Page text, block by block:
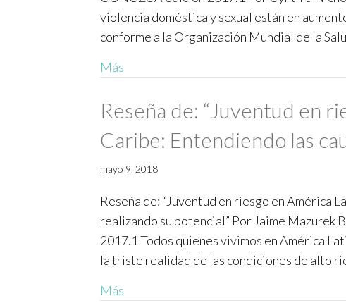
violencia doméstica y sexual están en
conforme a la Organización Mundial de la
Más
Reseña de: “Juventud en
Caribe: Entendiendo las
mayo 9, 2018
Reseña de: “Juventud en riesgo en América
realizando su potencial” Por Jaime
2017.1 Todos quienes vivimos en América
la triste realidad de las condiciones de alto
Más